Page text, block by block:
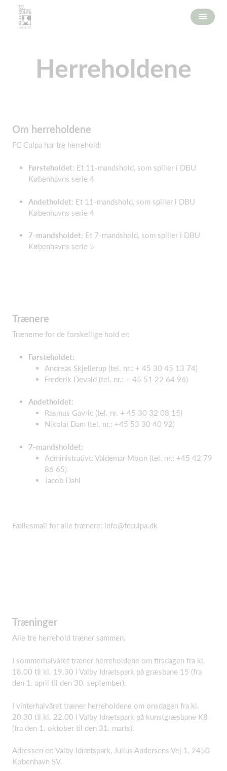
Herreholdene
Om herreholdene
FC Culpa har tre herrehold:
Førsteholdet: Et 11-mandshold, som spiller i DBU
Københavns serie 4
Andetholdet: Et 11-mandshold, som spiller i DBU
Københavns serie 4
7-mandsholdet: Et 7-mandshold, som spiller i DBU
Københavns serie 5
Trænere
Trænerne for de forskellige hold er:
Førsteholdet:
Andreas Skjellerup (tel. nr.: + 45 30 45 13 74)
Frederik Devald (tel. nr.: + 45 51 22 64 96)
Andetholdet:
Rasmus Gavric (tel. nr. + 45 30 32 08 15)
Nikolai Dam (tel. nr.: +45 53 30 40 92)
7-mandsholdet:
Administrativt: Valdemar Moon (tel. nr.: +45 42 79
86 65)
Jacob Dahl
Fællesmail for alle trænere: info@fcculpa.dk
Træninger
Alle tre herrehold træner sammen.
I sommerhalvåret træner herreholdene om tirsdagen fra kl.
18.00 til kl. 19.30 i Valby Idrætspark på græsbane 15 (fra
den 1. april til den 30. september).
I vinterhalvåret træner herreholdene om onsdagen fra kl.
20.30 til kl. 22.00 i Valby Idrætspark på kunstgræsbane K8
(fra den 1. oktober til den 31. marts).
Adressen er: Valby Idrætspark, Julius Andersens Vej 1, 2450
København SV.